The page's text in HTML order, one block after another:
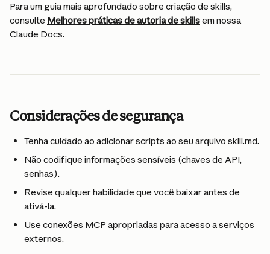
Para um guia mais aprofundado sobre criação de skills,
consulte Melhores práticas de autoria de skills em nossa
Claude Docs.
Considerações de segurança
Tenha cuidado ao adicionar scripts ao seu arquivo skill.md.
Não codifique informações sensíveis (chaves de API,
senhas).
Revise qualquer habilidade que você baixar antes de
ativá-la.
Use conexões MCP apropriadas para acesso a serviços
externos.